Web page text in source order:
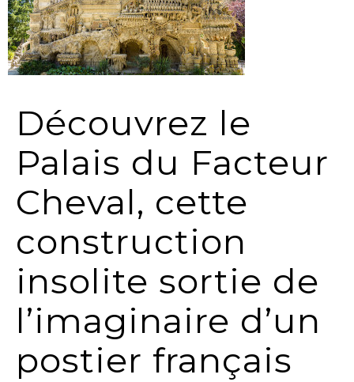
Découvrez le
Palais du Facteur
Cheval, cette
construction
insolite sortie de
l’imaginaire d’un
postier français